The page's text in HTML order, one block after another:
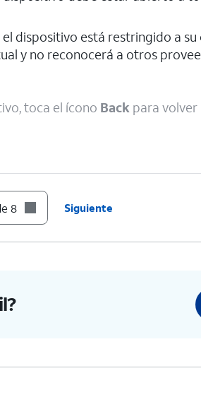
el dispositivo está restringido a
y no reconocerá a otros
toca el ícono Back para volver
una compañía telefónica, es
para ese proveedor. Sin
es probable que tu dispositivo
8 Siguiente